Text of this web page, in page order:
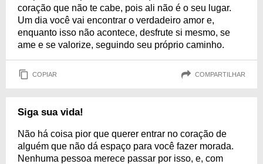
coração que não te cabe, pois ali não é o seu lugar.
Um dia você vai encontrar o verdadeiro amor e,
enquanto isso não acontece, desfrute si mesmo, se
ame e se valorize, seguindo seu próprio caminho.
COPIAR COMPARTILHAR
Siga sua vida!
Não há coisa pior que querer entrar no coração de
alguém que não dá espaço para você fazer morada.
Nenhuma pessoa merece passar por isso, e, com